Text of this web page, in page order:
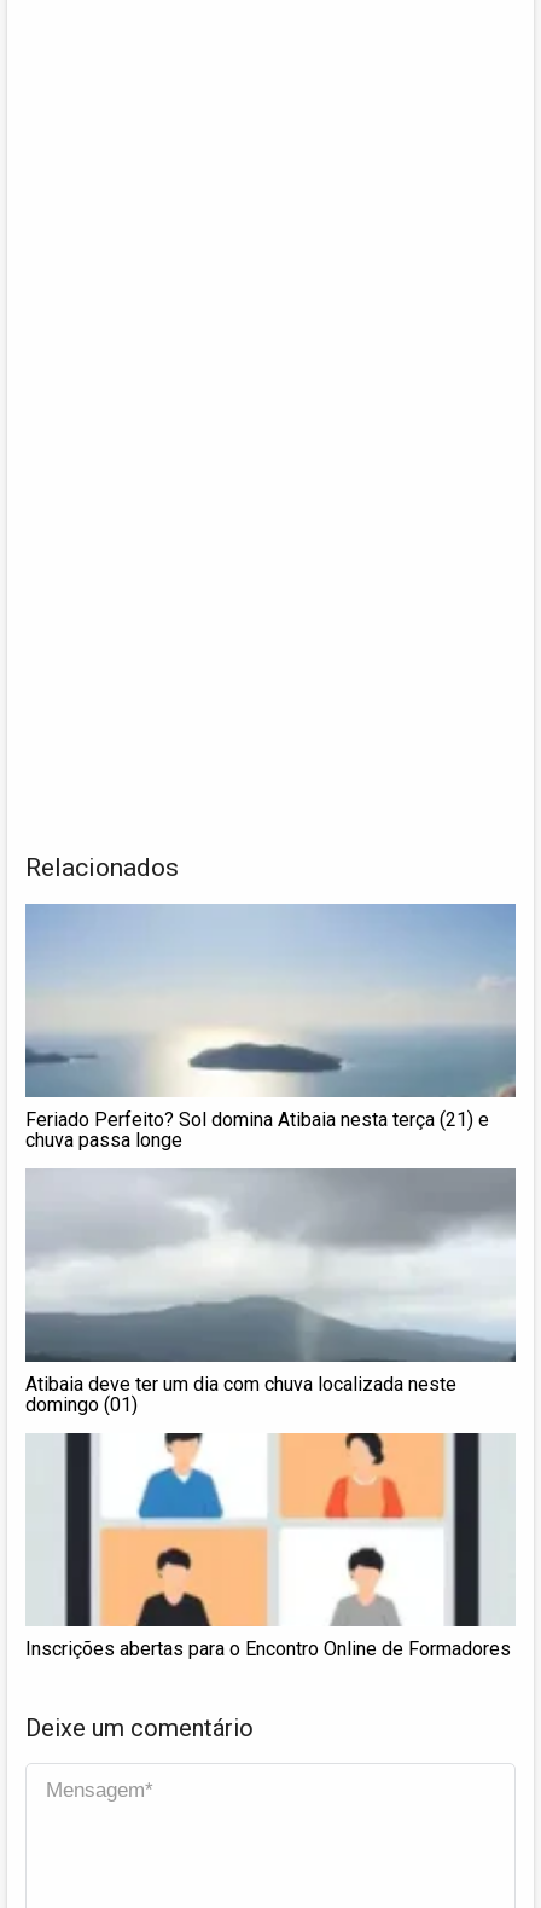
Relacionados
Feriado Perfeito? Sol domina Atibaia nesta terça (21) e
chuva passa longe
Atibaia deve ter um dia com chuva localizada neste
domingo (01)
Inscrições abertas para o Encontro Online de Formadores
Deixe um comentário